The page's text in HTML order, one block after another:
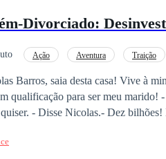
Divorciado:
Ação Aventura Traição
Barros, saia desta casa! Vive à
qualificação para ser meu marido!
- Disse Nicolas.- Dez
- Exclamou a esposa.